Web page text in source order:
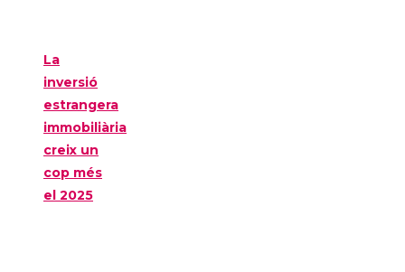
La
inversió
estrangera
immobiliària
creix un
cop més
el 2025